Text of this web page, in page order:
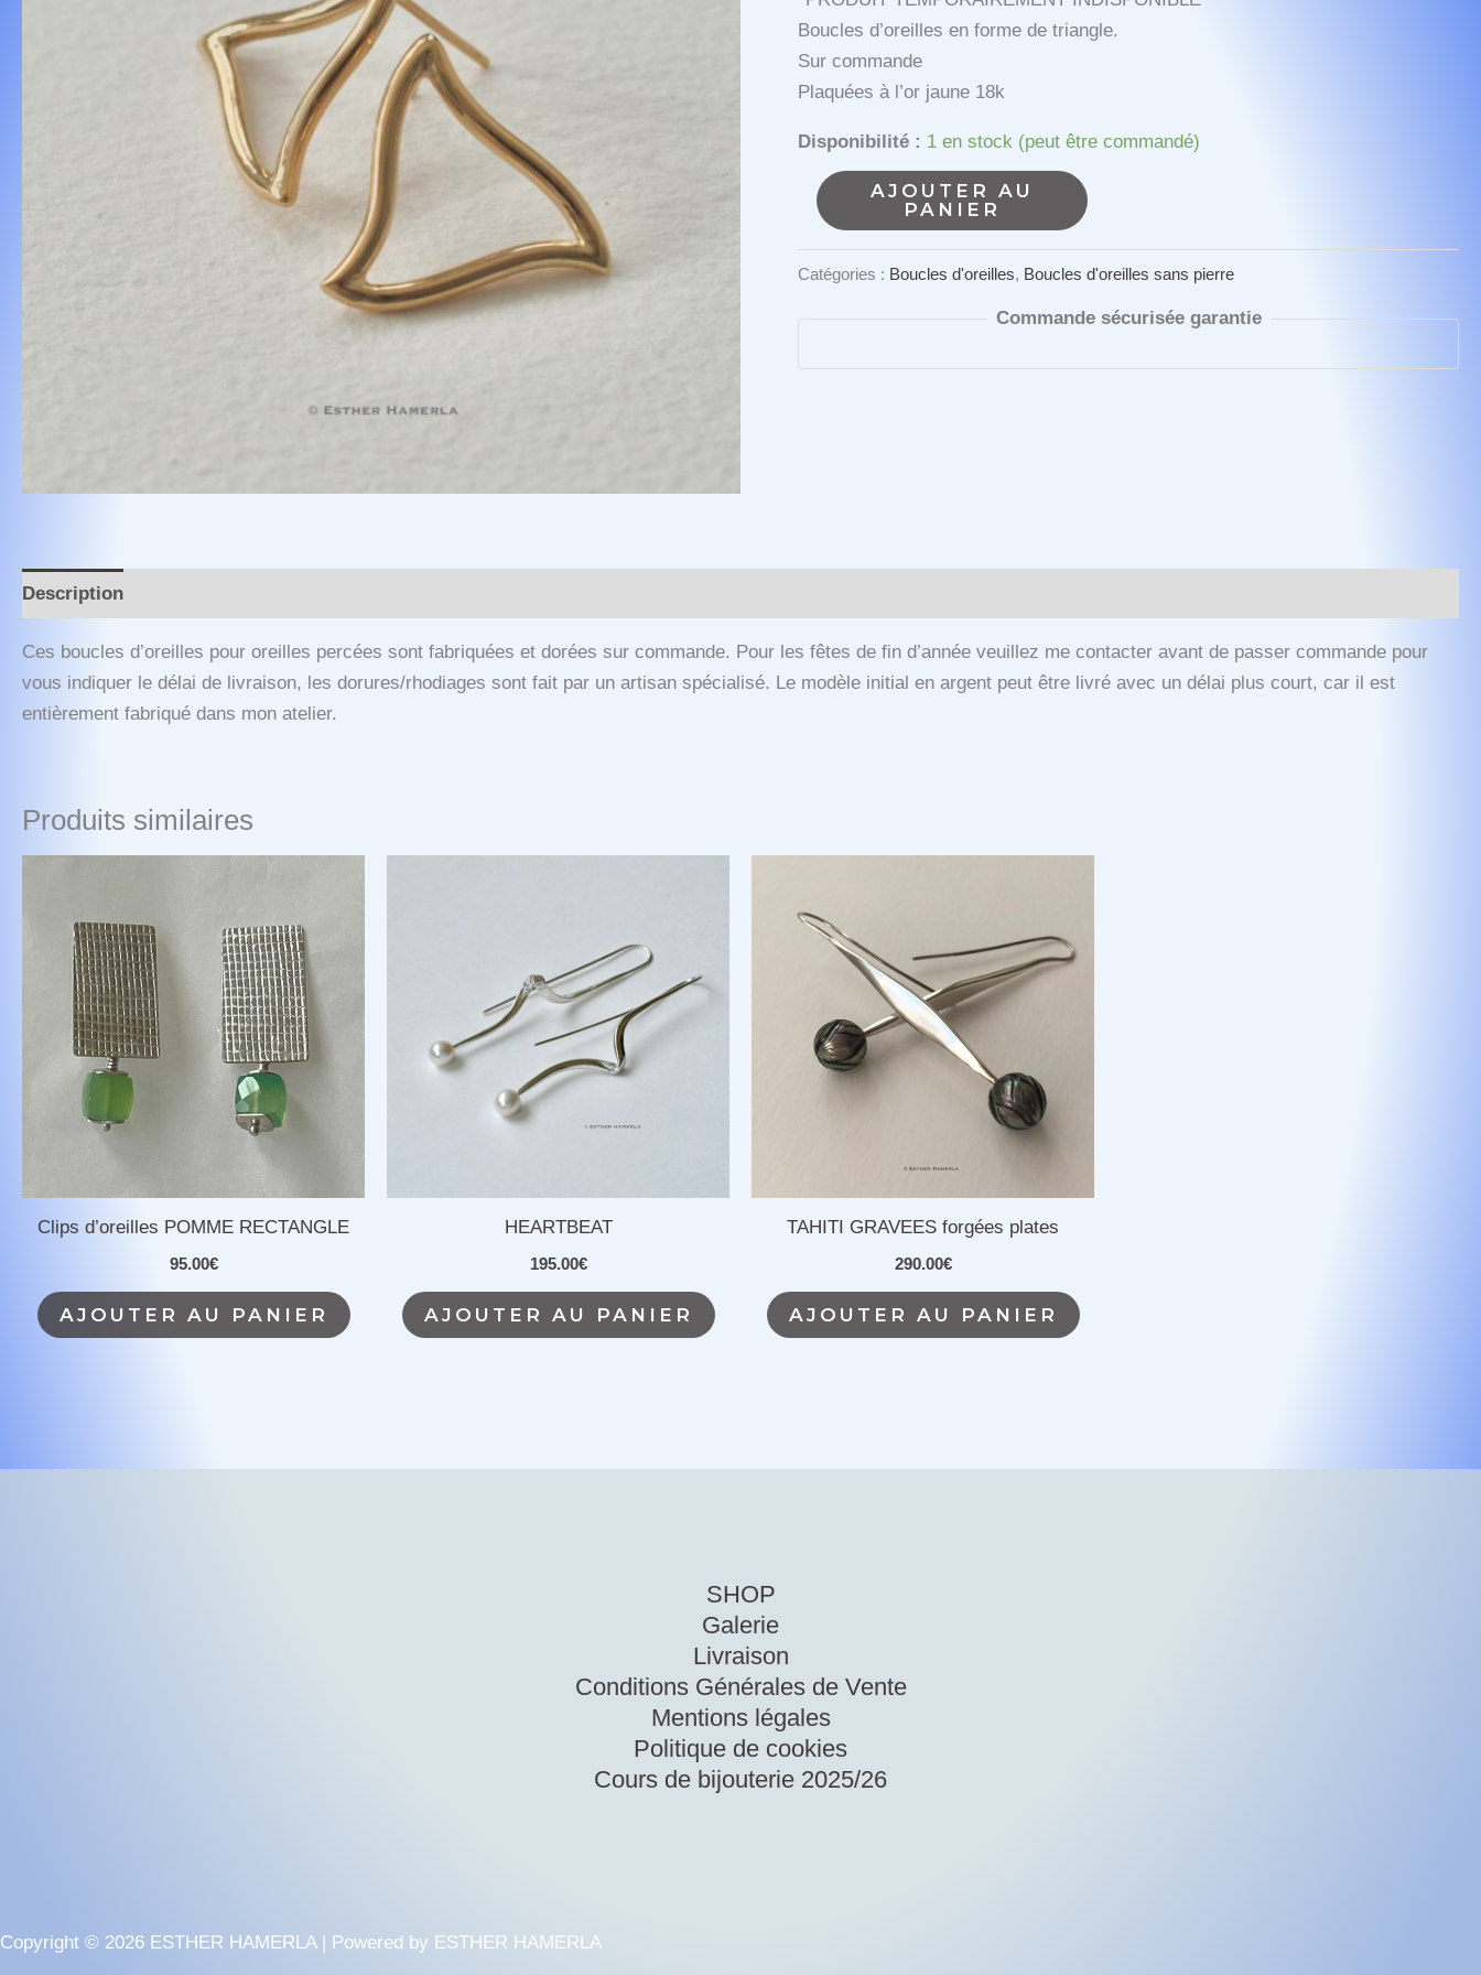
Boucles d’oreilles en forme de triangle.
Sur commande
Plaquées à l’or jaune 18k
Disponibilité : 1 en stock (peut être commandé)
quantité
Boucles
d'oreilles
AJOUTER AU
PANIER
Catégories : Boucles d'oreilles, Boucles d'oreilles sans pierre
Commande sécurisée garantie
Description
Ces boucles d’oreilles pour oreilles percées sont fabriquées et dorées sur commande. Pour les fêtes de fin d’année veuillez me contacter avant de passer commande pour
vous indiquer le délai de livraison, les dorures/rhodiages sont fait par un artisan spécialisé. Le modèle initial en argent peut être livré avec un délai plus court, car il est
entièrement fabriqué dans mon atelier.
Produits similaires
Clips d’oreilles POMME RECTANGLE
95.00€
AJOUTER AU PANIER
HEARTBEAT
195.00€
AJOUTER AU PANIER
TAHITI GRAVEES forgées plates
290.00€
AJOUTER AU PANIER
SHOP
Galerie
Livraison
Conditions Générales de Vente
Mentions légales
Politique de cookies
Cours de bijouterie 2025/26
Copyright © 2026 ESTHER HAMERLA | Powered by ESTHER HAMERLA